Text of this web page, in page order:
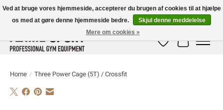
E-MAIL:info@flame-sport.deTEL.: +49 1525 9705 011
Ønskeseddel
Home / Three Power Cage (5T) / Crossfit
Ved at bruge vores hjemmeside, accepterer du brugen af ​​cookies til at hjælpe
os med at gøre denne hjemmeside bedre.
Skjul denne meddelelse
Mere om cookies »